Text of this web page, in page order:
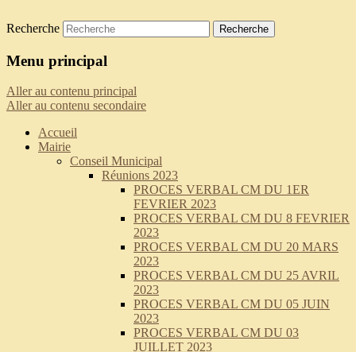
Saint-Pierre-de-Curtille
Recherche
Menu principal
Aller au contenu principal
Aller au contenu secondaire
Accueil
Mairie
Conseil Municipal
Réunions 2023
PROCES VERBAL CM DU 1ER
FEVRIER 2023
PROCES VERBAL CM DU 8 FEVRIER
2023
PROCES VERBAL CM DU 20 MARS
2023
PROCES VERBAL CM DU 25 AVRIL
2023
PROCES VERBAL CM DU 05 JUIN
2023
PROCES VERBAL CM DU 03
JUILLET 2023